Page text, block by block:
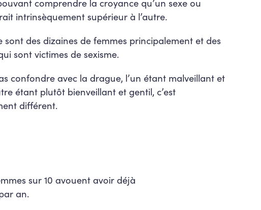
comprendre la croyance qu’un sexe ou
intrinsèquement supérieur à l’autre.
sont des dizaines de femmes principalement et des
sont victimes de sexisme.
confondre avec la drague, l’un étant malveillant et
étant plutôt bienveillant et gentil, c’est
différent.
sur 10 avouent avoir déjà
an.